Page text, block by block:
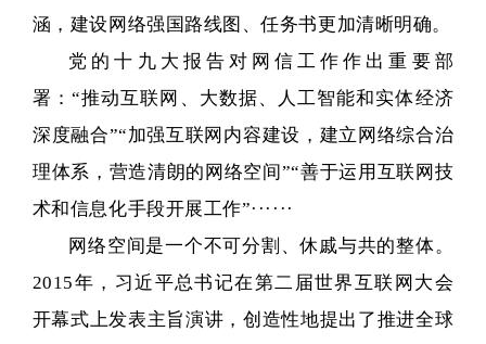
涵，建设网络强国路线图、任务书更加清晰明确。
党的十九大报告对网信工作作出重要部
署：“推动互联网、大数据、人工智能和实体经济
深度融合”“加强互联网内容建设，建立网络综合治
理体系，营造清朗的网络空间”“善于运用互联网技
术和信息化手段开展工作”······
网络空间是一个不可分割、休戚与共的整体。
2015年，习近平总书记在第二届世界互联网大会
开幕式上发表主旨演讲，创造性地提出了推进全球